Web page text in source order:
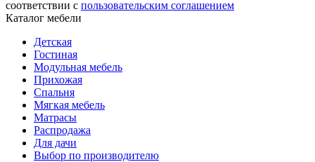
соответствии с пользовательским соглашением
Каталог мебели
Детская
Гостиная
Модульная мебель
Прихожая
Спальня
Мягкая мебель
Матрасы
Распродажа
Для дачи
Выбор по производителю